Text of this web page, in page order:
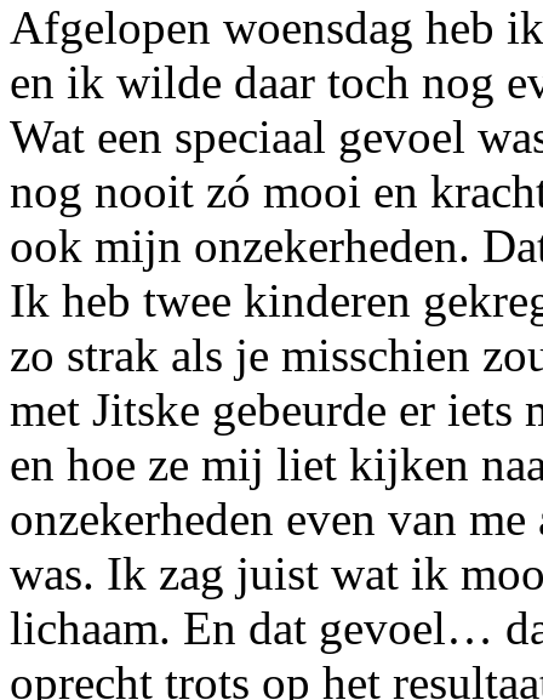
Afgelopen woensdag heb
en ik wilde daar toch nog
Wat een speciaal gevoel
nog nooit zó mooi en
ook mijn onzekerheden.
Ik heb twee kinderen
zo strak als je misschien
met Jitske gebeurde er iets
en hoe ze mij liet kijken
onzekerheden even van
was. Ik zag juist wat ik
lichaam. En dat gevoel…
oprecht trots op het